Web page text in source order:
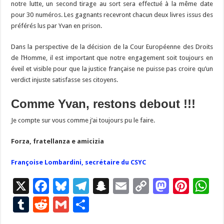
notre lutte, un second tirage au sort sera effectué à la même date
pour 30 numéros. Les gagnants recevront chacun deux livres issus des
préférés lus par Yvan en prison.
Dans la perspective de la décision de la Cour Européenne des Droits
de l’Homme, il est important que notre engagement soit toujours en
éveil et visible pour que la justice française ne puisse pas croire qu’un
verdict injuste satisfasse ses citoyens.
Comme Yvan, restons debout !!!
Je compte sur vous comme j’ai toujours pu le faire.
Forza, fratellanza e amicizia
Françoise Lombardini, secrétaire du CSYC
X
F
ac
e
Bl
u
es
T
S
E
C
M
Pi
T
R
G